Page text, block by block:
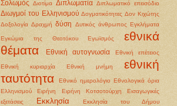
Σολωμός Διοτίμα Διπλωματία Διπλωματικό επεισόδιο
Διωγμοί του Ελληνισμού Δογματικότητες Δον Κιχώτης
Δοξολογία Δραχμή δύση Δυτικός άνθρωπος Εγκλήματα
Εγκώμια της Θεοτόκου Εγωϊσμός
εθνικά
θέματα
Εθνική αυτογνωσία Εθνική επέτειος
Εθνική κυριαρχία Εθνική μνήμη
εθνική
ταυτότητα
Εθνικό ημερολόγιο Εθνολογικά όρια
Ελληνισμού
Ειρήνη Ειρήνη Κοτσοτούρχη
Εισαγωγικές
εξετάσεις
Εκκλησία Εκκλησία του Δήμου